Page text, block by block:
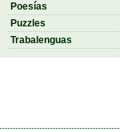
Poesías
Puzzles
Trabalenguas